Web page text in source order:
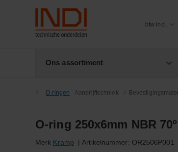
btw incl.
Ons assortiment
O-ringen Aandrijftechniek
O-ring 250x6mm NBR
Merk Kramp | Artikelnummer: OR2506P001